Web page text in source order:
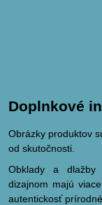
Doplnkové
Obrázky produktov
od skutočnosti.
Obklady a dlažby
dizajnom majú
autentickosť